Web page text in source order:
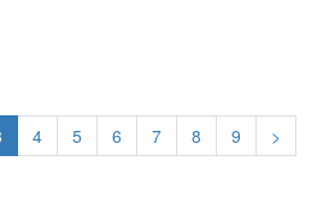
4 5 6 7 8 9
>